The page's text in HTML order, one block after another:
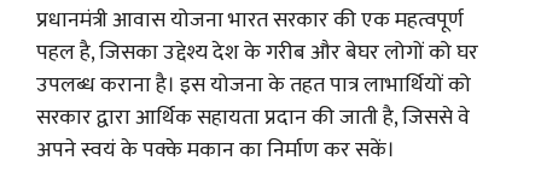
प्रधानमंत्री आवास योजना भारत सरकार की एक महत्वपूर्ण
पहल है, जिसका उद्देश्य देश के गरीब और बेघर लोगों को घर
उपलब्ध कराना है। इस योजना के तहत पात्र लाभार्थियों को
सरकार द्वारा आर्थिक सहायता प्रदान की जाती है, जिससे वे
अपने स्वयं के पक्के मकान का निर्माण कर सकें।